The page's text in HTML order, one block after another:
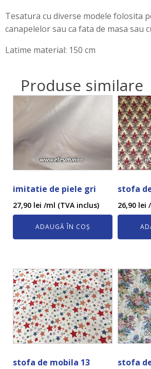
Tesatura cu diverse modele folosita
canapelelor sau ca fata de masa sau
Latime material: 150 cm
Produse similare
imitatie de piele gri
27,90 lei /ml (TVA inclus)
ADAUGĂ ÎN COȘ
stofa
26,90 lei
stofa de mobila 13 stofa